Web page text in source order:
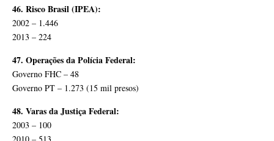
46. Risco Brasil (IPEA):
2002 – 1.446
2013 – 224
47. Operações da Polícia Federal:
Governo FHC – 48
Governo PT – 1.273 (15 mil presos)
48. Varas da Justiça Federal:
2003 – 100